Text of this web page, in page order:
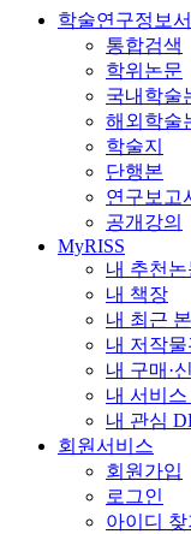
학술연구정보
통합검색
학위논문
국내학술
해외학술
학술지
단행본
연구보고
공개강의
MyRISS
내 추천논
내 책장
내 최근
내 저작물
내 구매·
내 서비
내 관심
회원서비스
회원가입
로그인
아이디 찾